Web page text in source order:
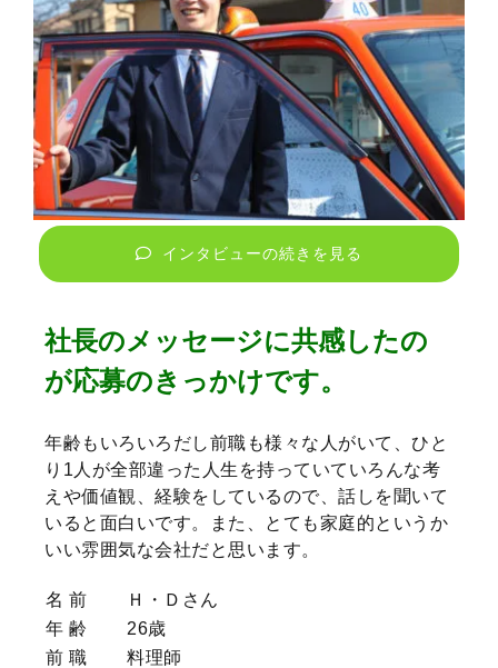
インタビューの続きを見る
社長のメッセージに共感したの
が応募のきっかけです。
年齢もいろいろだし前職も様々な人がいて、ひと
り1人が全部違った人生を持っていていろんな考
えや価値観、経験をしているので、話しを聞いて
いると面白いです。また、とても家庭的というか
いい雰囲気な会社だと思います。
名 前
Ｈ・Ｄさん
年 齢
26歳
前 職
料理師